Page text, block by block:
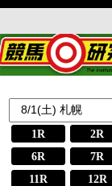
1R 2R
6R
7R
11R
12R